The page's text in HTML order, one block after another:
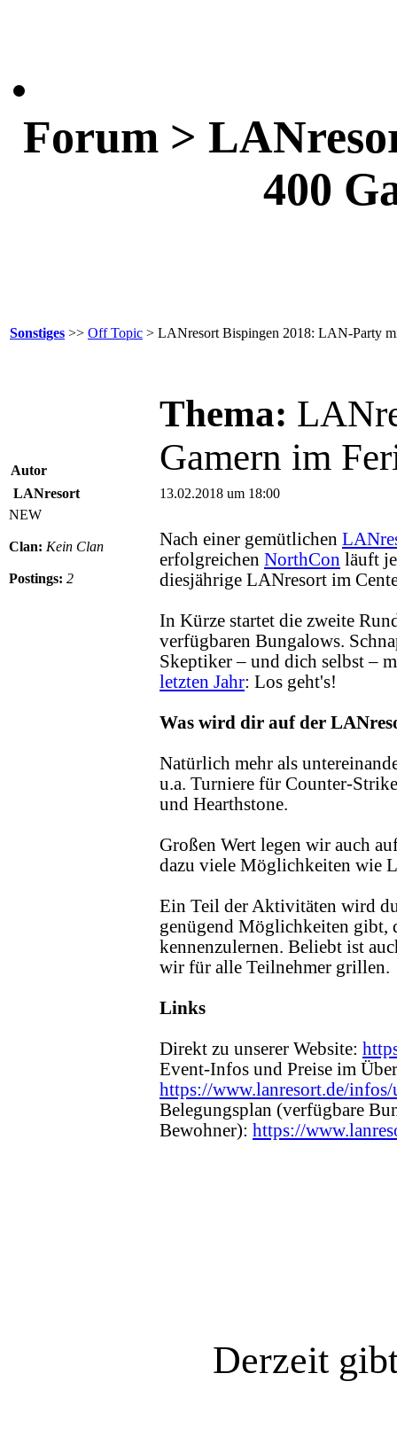
Forum >
400
Sonstiges >> Off Topic > LANresort Bispingen 2018: LAN-Party
Autor
Thema:
Gamern im
LANresort
13.02.2018 um 18:00
NEW
Clan: Kein Clan
Postings: 2
Nach einer gemütlichen
erfolgreichen NorthCon läuft
diesjährige LANresort im
In Kürze startet die zweite
verfügbaren Bungalows.
Skeptiker – und dich selbst –
letzten Jahr: Los geht's!
Was wird dir auf der
Natürlich mehr als
u.a. Turniere für Counter-
und Hearthstone.
Großen Wert legen wir auch
dazu viele Möglichkeiten wie
Ein Teil der Aktivitäten wird
genügend Möglichkeiten gibt,
kennenzulernen. Beliebt ist
wir für alle Teilnehmer grillen.
Links
Direkt zu unserer Website:
Event-Infos und Preise im
https://www.lanresort.de/
Belegungsplan (verfügbare
Bewohner): https://
Derzeit